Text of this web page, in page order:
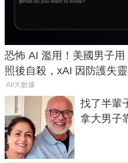
恐怖 AI 濫用！美國男子
照後自殺，xAI 因防護失
AI/大數據
找了半輩
拿大男子